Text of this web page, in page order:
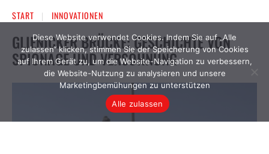
Diese Website verwendet Cookies. Indem Sie auf „Alle
zulassen“ klicken, stimmen Sie der Speicherung von Cookies
auf Ihrem Gerät zu, um die Website-Navigation zu verbessern,
die Website-Nutzung zu analysieren und unsere
Marketingbemühungen zu unterstützen
Alle zulassen